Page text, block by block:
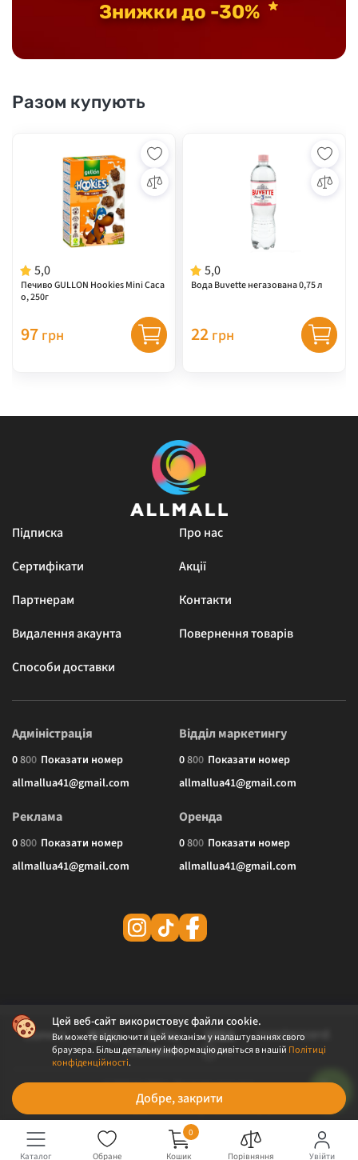
Каталог Обране
0
Кошик
Порівняння Увійти
Знижки до -30%
Разом купують
5,0
Печиво GULLON Hookies Mini Caca
o, 250г
97 грн
5,0
Вода Buvette негазована 0,75 л
22 грн
Цей веб-сайт використовує файли cookie.
Ви можете відключити цей механізм у налаштуваннях свого
браузера. Більш детальну інформацію дивіться в нашій Політиці
конфіденційності.
Добре, закрити
Підписка
Про нас
Сертифікати
Акції
Партнерам
Контакти
Видалення акаунта
Повернення товарів
Способи доставки
Адміністрація
0800 Показати номер
allmallua41@gmail.com
Відділ маркетингу
0800 Показати номер
allmallua41@gmail.com
Реклама
0800 Показати номер
allmallua41@gmail.com
Оренда
0800 Показати номер
allmallua41@gmail.com
© 2026 ALLMALL. Всі права захищені.
Політика конфіденційності